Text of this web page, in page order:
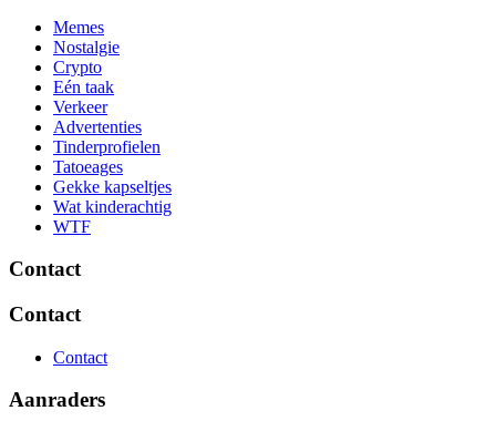
Memes
Nostalgie
Crypto
Eén taak
Verkeer
Advertenties
Tinderprofielen
Tatoeages
Gekke kapseltjes
Wat kinderachtig
WTF
Contact
Contact
Contact
Aanraders